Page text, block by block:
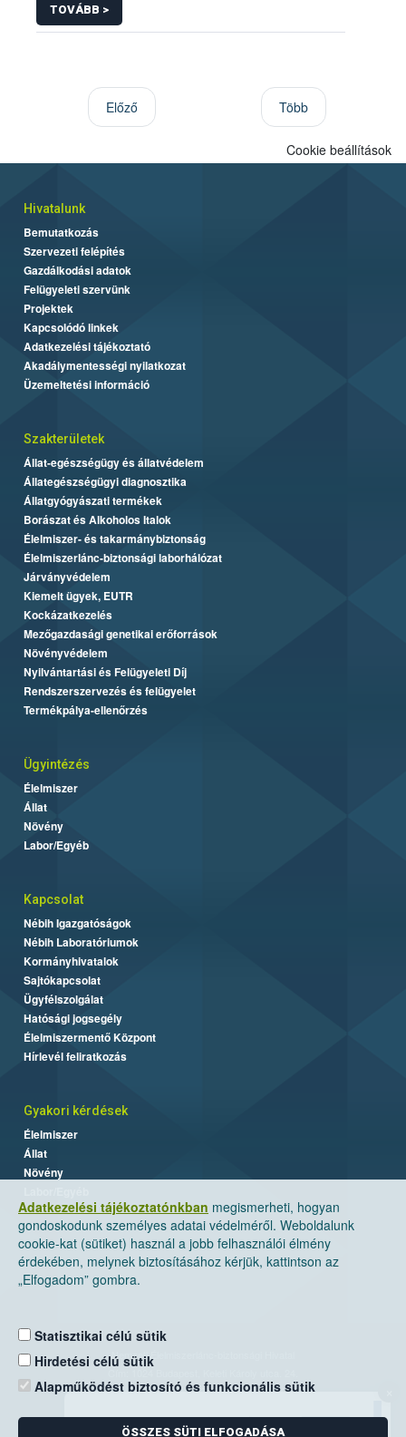
TOVÁBB >
Előző Több
Adatkezelési tájékoztatónkban megismerheti, hogyan
gondoskodunk személyes adatai védelméről. Weboldalunk
cookie-kat (sütiket) használ a jobb felhasználói élmény
érdekében, melynek biztosításához kérjük, kattintson az
„Elfogadom” gombra.
Statisztikai célú sütik
Hirdetési célú sütik
Alapműködést biztosító és funkcionális sütik
ÖSSZES SÜTI ELFOGADÁSA
Cookie beállítások
Hivatalunk
Bemutatkozás
Szervezeti felépítés
Gazdálkodási adatok
Felügyeleti szervünk
Projektek
Kapcsolódó linkek
Adatkezelési tájékoztató
Akadálymentességi nyilatkozat
Üzemeltetési információ
Szakterületek
Állat-egészségügy és állatvédelem
Állategészségügyi diagnosztika
Állatgyógyászati termékek
Borászat és Alkoholos Italok
Élelmiszer- és takarmánybiztonság
Élelmiszerlánc-biztonsági laborhálózat
Járványvédelem
Kiemelt ügyek, EUTR
Kockázatkezelés
Mezőgazdasági genetikai erőforrások
Növényvédelem
Nyilvántartási és Felügyeleti Díj
Rendszerszervezés és felügyelet
Termékpálya-ellenőrzés
Ügyintézés
Élelmiszer
Állat
Növény
Labor/Egyéb
Kapcsolat
Nébih Igazgatóságok
Nébih Laboratóriumok
Kormányhivatalok
Sajtókapcsolat
Ügyfélszolgálat
Hatósági jogsegély
Élelmiszermentő Központ
Hírlevél feliratkozás
Gyakori kérdések
Élelmiszer
Állat
Növény
Nemzeti Élelmiszerlánc-biztonsági Hivatal
Levelezési cím: 1525 Budapest. Pf. 30.